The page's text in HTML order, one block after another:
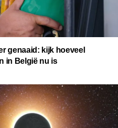
genaaid: kijk hoeveel
in België nu is